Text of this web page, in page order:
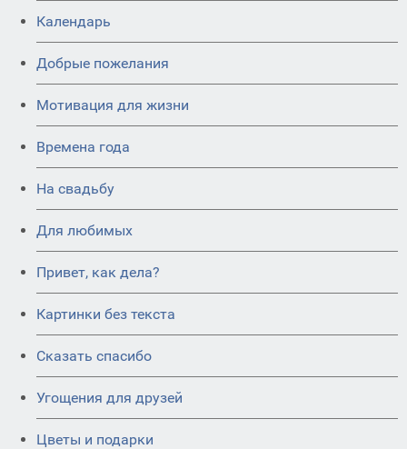
Календарь
Добрые пожелания
Мотивация для жизни
Времена года
На свадьбу
Для любимых
Привет, как дела?
Картинки без текста
Сказать спасибо
Угощения для друзей
Цветы и подарки